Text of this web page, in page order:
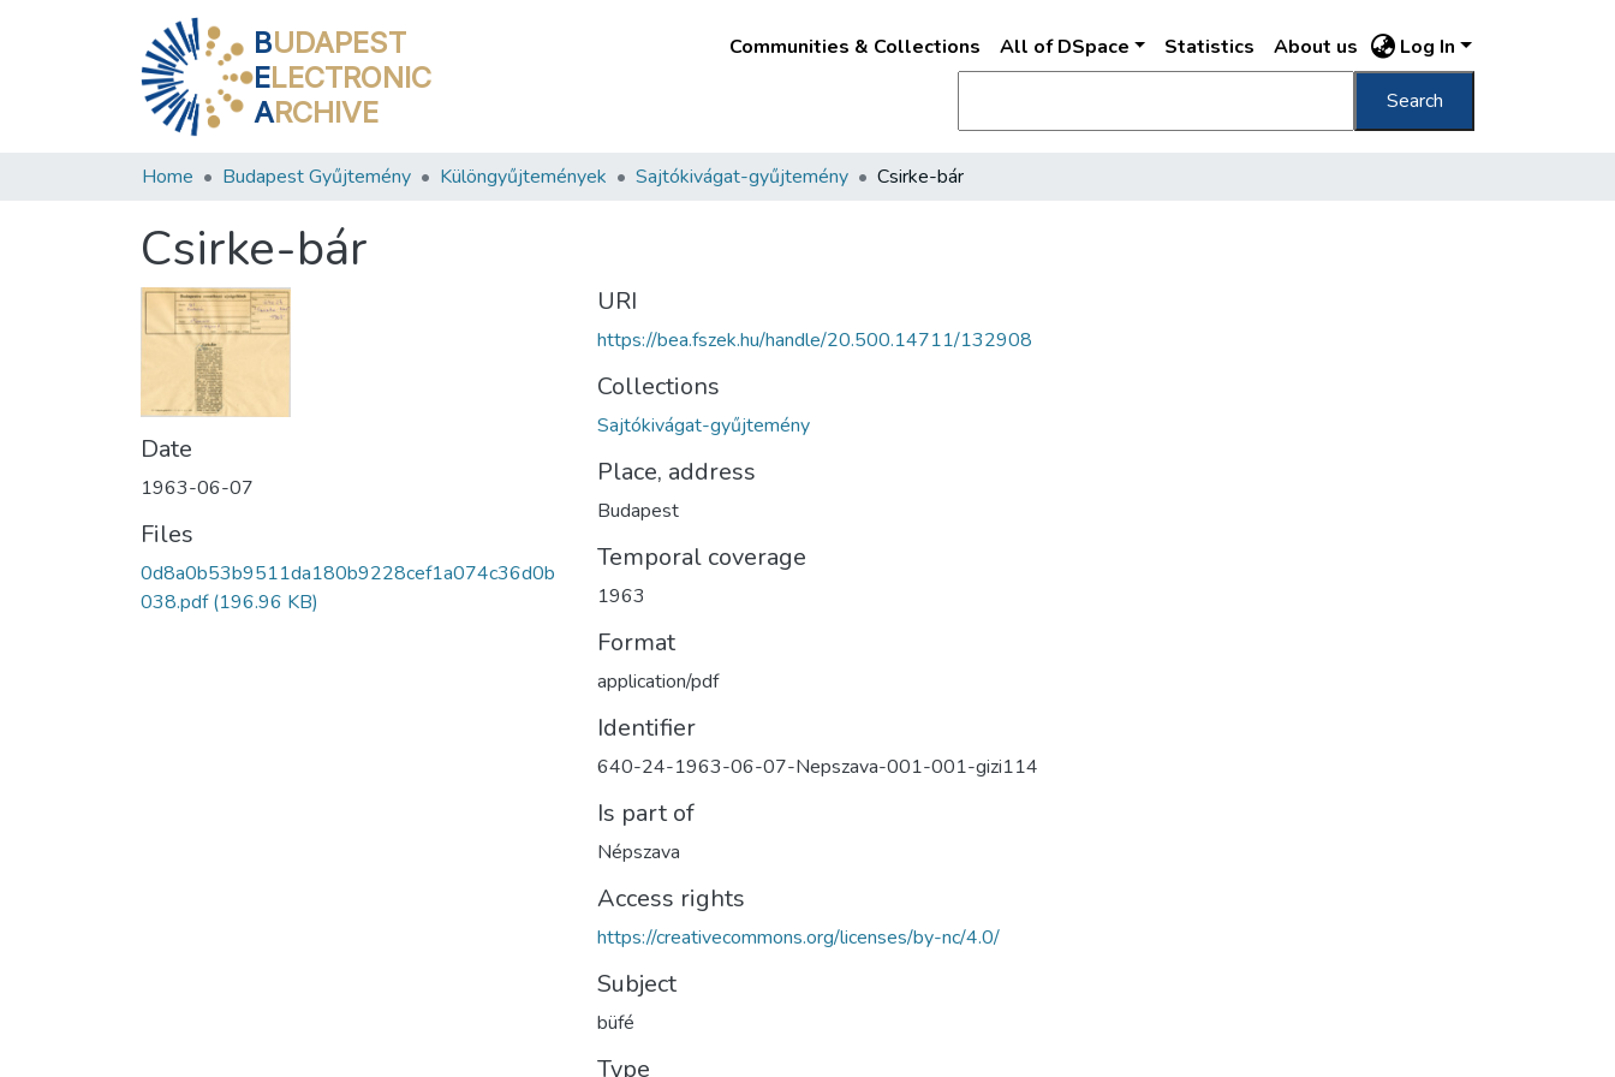
BUDAPEST
ELECTRONIC
ARCHIVE
Communities & Collections All of DSpace Statistics About us Log In
Search
Home Budapest Gyűjtemény Különgyűjtemények Sajtókivágat-gyűjtemény Csirke-bár
Csirke-bár
Date
1963-06-07
Files
0d8a0b53b9511da180b9228cef1a074c36d0b
038.pdf(196.96 KB)
URI
https://bea.fszek.hu/handle/20.500.14711/132908
Collections
Sajtókivágat-gyűjtemény
Place, address
Budapest
Temporal coverage
1963
Format
application/pdf
Identifier
640-24-1963-06-07-Nepszava-001-001-gizi114
Is part of
Népszava
Access rights
https://creativecommons.org/licenses/by-nc/4.0/
Subject
büfé
Type